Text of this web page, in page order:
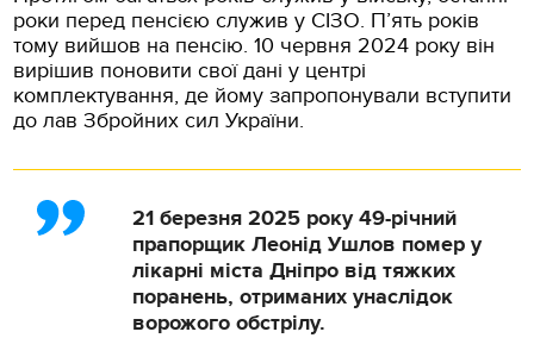
роки перед пенсією служив у СІЗО. П’ять років
тому вийшов на пенсію. 10 червня 2024 року він
вирішив поновити свої дані у центрі
комплектування, де йому запропонували вступити
до лав Збройних сил України.
21 березня 2025 року 49-річний
прапорщик Леонід Ушлов помер у
лікарні міста Дніпро від тяжких
поранень, отриманих унаслідок
ворожого обстрілу.